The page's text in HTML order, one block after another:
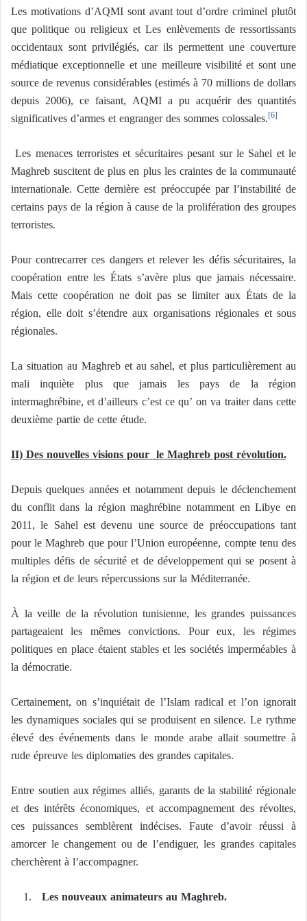
Les motivations d’AQMI sont avant tout d’ordre criminel plutôt
que politique ou religieux et Les enlèvements de ressortissants
occidentaux sont privilégiés, car ils permettent une couverture
médiatique exceptionnelle et une meilleure visibilité et sont une
source de revenus considérables (estimés à 70 millions de dollars
depuis 2006), ce faisant, AQMI a pu acquérir des quantités
significatives d’armes et engranger des sommes colossales.[6]
Les menaces terroristes et sécuritaires pesant sur le Sahel et le
Maghreb suscitent de plus en plus les craintes de la communauté
internationale. Cette dernière est préoccupée par l’instabilité de
certains pays de la région à cause de la prolifération des groupes
terroristes.
Pour contrecarrer ces dangers et relever les défis sécuritaires, la
coopération entre les États s’avère plus que jamais nécessaire.
Mais cette coopération ne doit pas se limiter aux États de la
région, elle doit s’étendre aux organisations régionales et sous
régionales.
La situation au Maghreb et au sahel, et plus particulièrement au
mali inquiète plus que jamais les pays de la région
intermaghrébine, et d’ailleurs c’est ce qu’ on va traiter dans cette
deuxième partie de cette étude.
II)Des nouvelles visions pour le Maghreb post révolution.
Depuis quelques années et notamment depuis le déclenchement
du conflit dans la région maghrébine notamment en Libye en
2011, le Sahel est devenu une source de préoccupations tant
pour le Maghreb que pour l’Union européenne, compte tenu des
multiples défis de sécurité et de développement qui se posent à
la région et de leurs répercussions sur la Méditerranée.
À la veille de la révolution tunisienne, les grandes puissances
partageaient les mêmes convictions. Pour eux, les régimes
politiques en place étaient stables et les sociétés imperméables à
la démocratie.
Certainement, on s’inquiétait de l’Islam radical et l’on ignorait
les dynamiques sociales qui se produisent en silence. Le rythme
élevé des événements dans le monde arabe allait soumettre à
rude épreuve les diplomaties des grandes capitales.
Entre soutien aux régimes alliés, garants de la stabilité régionale
et des intérêts économiques, et accompagnement des révoltes,
ces puissances semblèrent indécises. Faute d’avoir réussi à
amorcer le changement ou de l’endiguer, les grandes capitales
cherchèrent à l’accompagner.
Les nouveaux animateurs au Maghreb.